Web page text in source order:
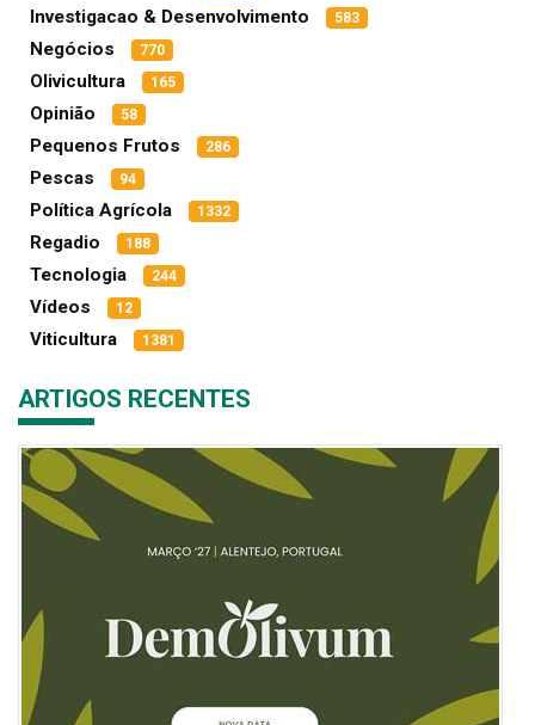
Investigacao & Desenvolvimento 583
Negócios 770
Olivicultura 165
Opinião 58
Pequenos Frutos 286
Pescas 94
Política Agrícola 1332
Regadio 188
Tecnologia 244
Vídeos 12
Viticultura 1381
ARTIGOS RECENTES